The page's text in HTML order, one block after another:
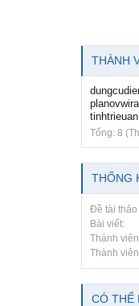
THÀNH
tinhtrieuan
Tổng: 8
THỐNG
Đề tài thảo
Bài viết:
Thành
Thành
CÓ THỂ